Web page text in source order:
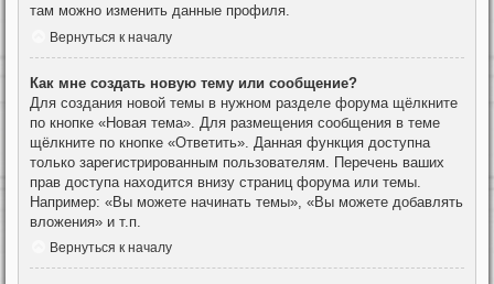
там можно изменить данные профиля.
Вернуться к началу
Как мне создать новую тему или сообщение?
Для создания новой темы в нужном разделе форума щёлкните
по кнопке «Новая тема». Для размещения сообщения в теме
щёлкните по кнопке «Ответить». Данная функция доступна
только зарегистрированным пользователям. Перечень ваших
прав доступа находится внизу страниц форума или темы.
Например: «Вы можете начинать темы», «Вы можете добавлять
вложения» и т.п.
Вернуться к началу